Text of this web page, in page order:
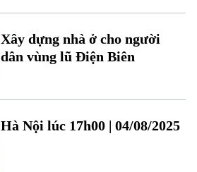
Xây dựng nhà ở cho người
dân vùng lũ Điện Biên
Hà Nội lúc 17h00 | 04/08/2025